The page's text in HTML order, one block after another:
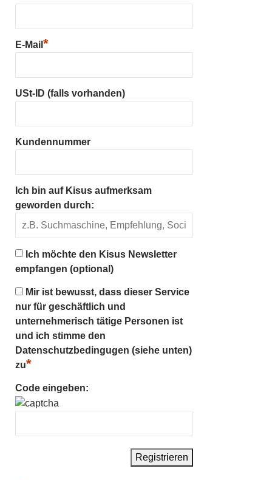
E-Mail *
USt-ID (falls vorhanden)
Kundennummer
Ich bin auf Kisus aufmerksam
geworden durch:
Ich möchte den Kisus Newsletter
empfangen (optional)
Mir ist bewusst, dass dieser Service
nur für geschäftlich und
unternehmerisch tätige Personen ist
und ich stimme den
Datenschutzbedingugen (siehe unten)
zu*
Code eingeben: